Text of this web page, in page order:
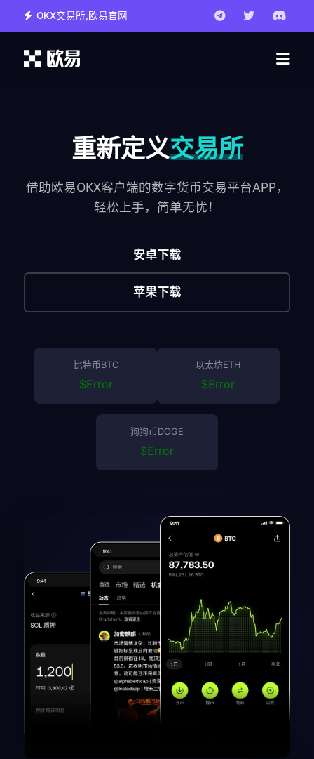
OKX交易所,欧易官网
重新定义交易所
借助欧易OKX客户端的数字货币交易平台APP，
轻松上手，简单无忧！
安卓下载
苹果下载
比特币BTC
$Error
以太坊ETH
$Error
狗狗币DOGE
$Error